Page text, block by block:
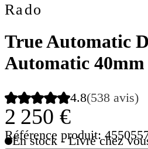
Rado
True Automatic
Automatic 40mm
4.8(538 avis)
2 250 €
Référence produit:
En stock - Livré chez